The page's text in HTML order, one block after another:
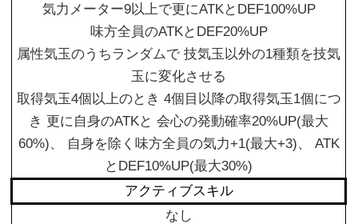
気力メーター9以上で更にATKとDEF100%UP
味方全員のATKとDEF20%UP
属性気玉のうちランダムで 技気玉以外の1種類を技気
玉に変化させる
取得気玉4個以上のとき 4個目以降の取得気玉1個につ
き 更に自身のATKと 会心の発動確率20%UP(最大
60%)、 自身を除く味方全員の気力+1(最大+3)、 ATK
とDEF10%UP(最大30%)
アクティブスキル
なし